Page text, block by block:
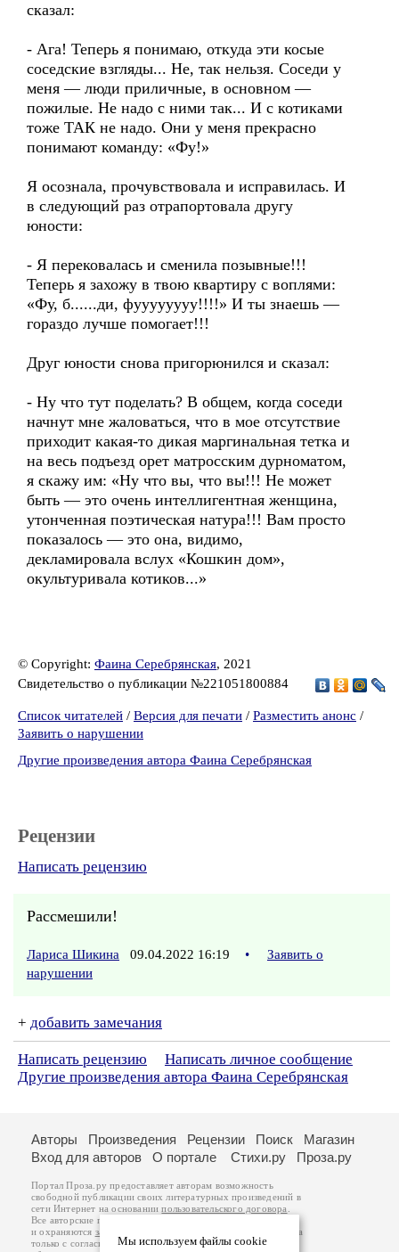
сказал:
- Ага! Теперь я понимаю, откуда эти косые
соседские взгляды... Не, так нельзя. Соседи у
меня — люди приличные, в основном —
пожилые. Не надо с ними так... И с котиками
тоже ТАК не надо. Они у меня прекрасно
понимают команду: «Фу!»
Я осознала, прочувствовала и исправилась. И
в следующий раз отрапортовала другу
юности:
- Я перековалась и сменила позывные!!!
Теперь я захожу в твою квартиру с воплями:
«Фу, б......ди, фуууууууу!!!!» И ты знаешь —
гораздо лучше помогает!!!
Друг юности снова пригорюнился и сказал:
- Ну что тут поделать? В общем, когда соседи
начнут мне жаловаться, что в мое отсутствие
приходит какая-то дикая маргинальная тетка и
на весь подъезд орет матросским дурноматом,
я скажу им: «Ну что вы, что вы!!! Не может
быть — это очень интеллигентная женщина,
утонченная поэтическая натура!!! Вам просто
показалось — это она, видимо,
декламировала вслух «Кошкин дом»,
окультуривала котиков...»
© Copyright: Фаина Серебрянская, 2021
Свидетельство о публикации №221051800884
Список читателей / Версия для печати / Разместить анонс /
Заявить о нарушении
Другие произведения автора Фаина Серебрянская
Рецензии
Написать рецензию
Рассмешили!
Лариса Шикина 09.04.2022 16:19 •
Заявить о
нарушении
+ добавить замечания
Написать рецензию
Написать личное сообщение
Другие произведения автора Фаина Серебрянская
Мы используем файлы cookie
Авторы Произведения Рецензии Поиск
Магазин
Вход для авторов
О портале Стихи.ру Проза.ру
Портал Проза.ру предоставляет авторам возможность
свободной публикации своих литературных произведений в
сети Интернет на основаниипользовательского договора
Все авторские права на произведения принадлежат авторам
и охраняются законом
. Перепечатка произведений возможна
только с согласия его автора, к которому вы можете